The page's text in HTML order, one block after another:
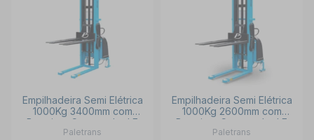
Empilhadeira Semi Elétrica
1000Kg 3400mm com
Bateria e Carregador LE
1034-C PALETRANS
Paletrans
Empilhadeira Semi Elétrica
1000Kg 2600mm com
Bateria e Carregador LE
1026-C PALETRANS
Paletrans